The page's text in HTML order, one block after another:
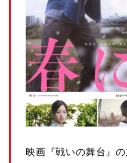
映画『戦いの舞台』